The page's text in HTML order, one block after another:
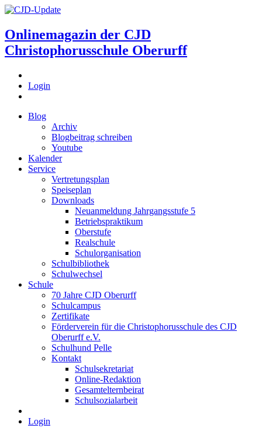
Onlinemagazin der CJD
Christophorusschule Oberurff
Login
Blog
Archiv
Blogbeitrag schreiben
Youtube
Kalender
Service
Vertretungsplan
Speiseplan
Downloads
Neuanmeldung Jahrgangsstufe 5
Betriebspraktikum
Oberstufe
Realschule
Schulorganisation
Schulbibliothek
Schulwechsel
Schule
70 Jahre CJD Oberurff
Schulcampus
Zertifikate
Förderverein für die Christophorusschule des CJD
Oberurff e.V.
Schulhund Pelle
Kontakt
Schulsekretariat
Online-Redaktion
Gesamtelternbeirat
Schulsozialarbeit
Login